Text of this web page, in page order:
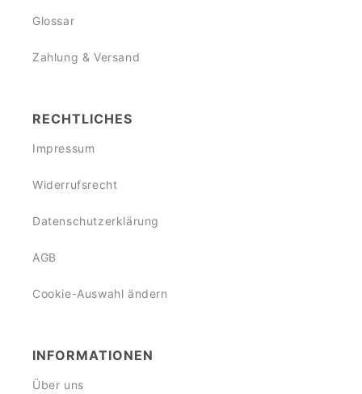
Glossar
Zahlung & Versand
RECHTLICHES
Impressum
Widerrufsrecht
Datenschutzerklärung
AGB
Cookie-Auswahl ändern
INFORMATIONEN
Über uns